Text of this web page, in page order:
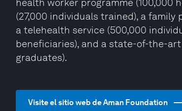
health worker programme (100,000
(27,000 individuals trained), a
a telehealth service (500,000
beneficiaries), and a state-of-the-
graduates).
Visite el sitio web de Aman Foundation